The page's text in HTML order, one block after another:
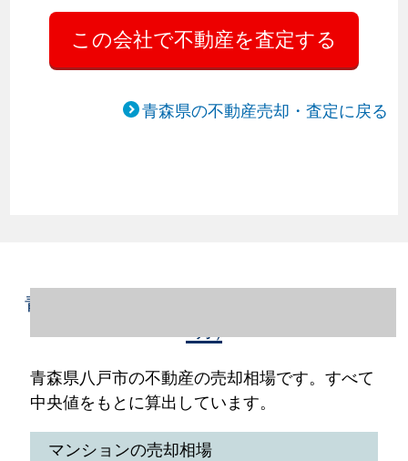
青森県の不動産売却・査定に戻る
青森県八戸市の不動産売却情報（2023年1～
青森県八戸市の不動産の売却相場です。すべて
中央値をもとに算出しています。
マンションの売却相場